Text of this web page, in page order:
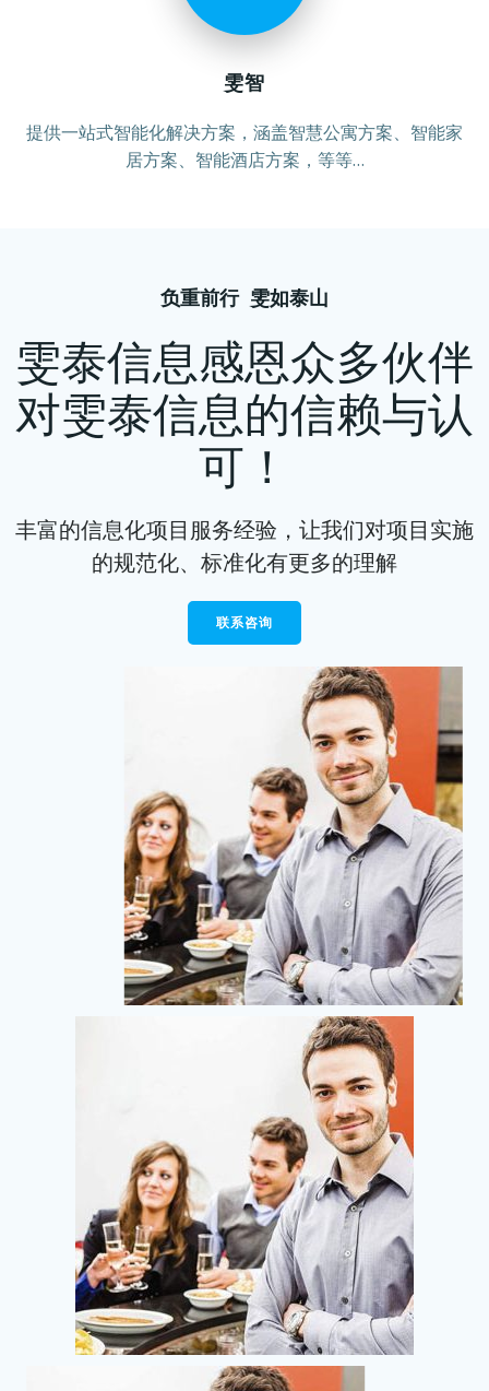
雯智
提供一站式智能化解决方案，涵盖智慧公寓方案、智能家
居方案、智能酒店方案，等等…
负重前行 雯如泰山
雯泰信息感恩众多伙伴
对雯泰信息的信赖与认
可！
丰富的信息化项目服务经验，让我们对项目实施
的规范化、标准化有更多的理解
联系咨询